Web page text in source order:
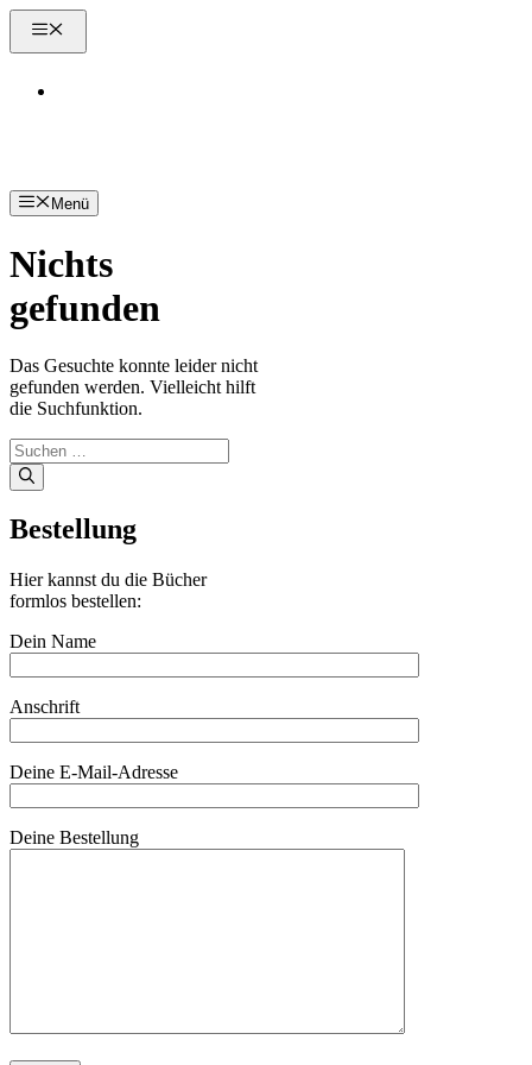
Zum
Inhalt
Menü
Menü
Nichts
gefunden
Das Gesuchte konnte leider nicht
gefunden werden. Vielleicht hilft
die Suchfunktion.
Suchen
nach:
Bestellung
Hier kannst du die Bücher
formlos bestellen:
Dein Name
Anschrift
Deine E-Mail-Adresse
Deine Bestellung